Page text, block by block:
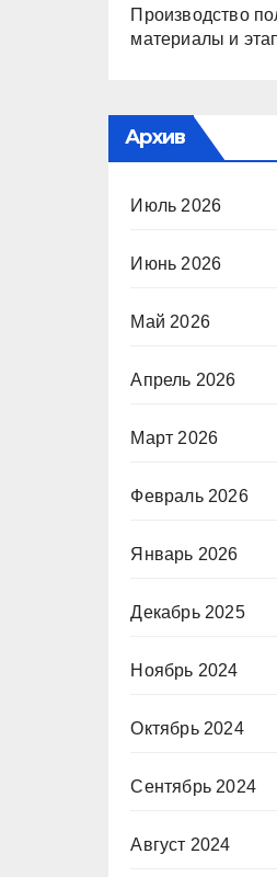
Производство
материалы и
Архив
Июль 2026
Июнь 2026
Май 2026
Апрель 2026
Март 2026
Февраль 2026
Январь 2026
Декабрь 2025
Ноябрь 2024
Октябрь 2024
Сентябрь 2024
Август 2024